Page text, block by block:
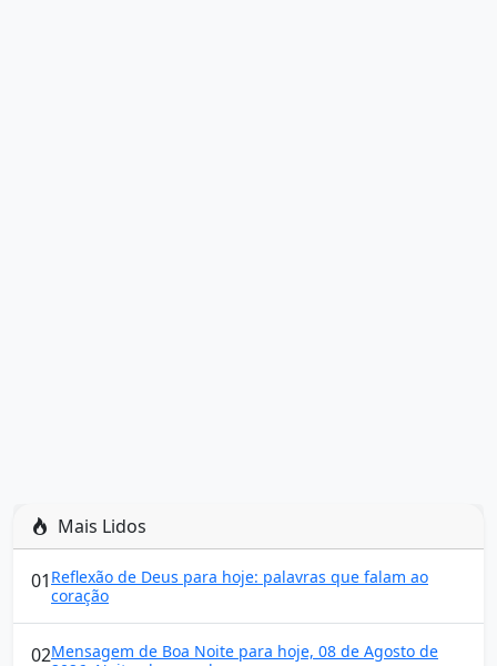
Mais Lidos
01 Reflexão de Deus para hoje: palavras que falam ao
coração
02Mensagem de Boa Noite para hoje, 08 de Agosto de